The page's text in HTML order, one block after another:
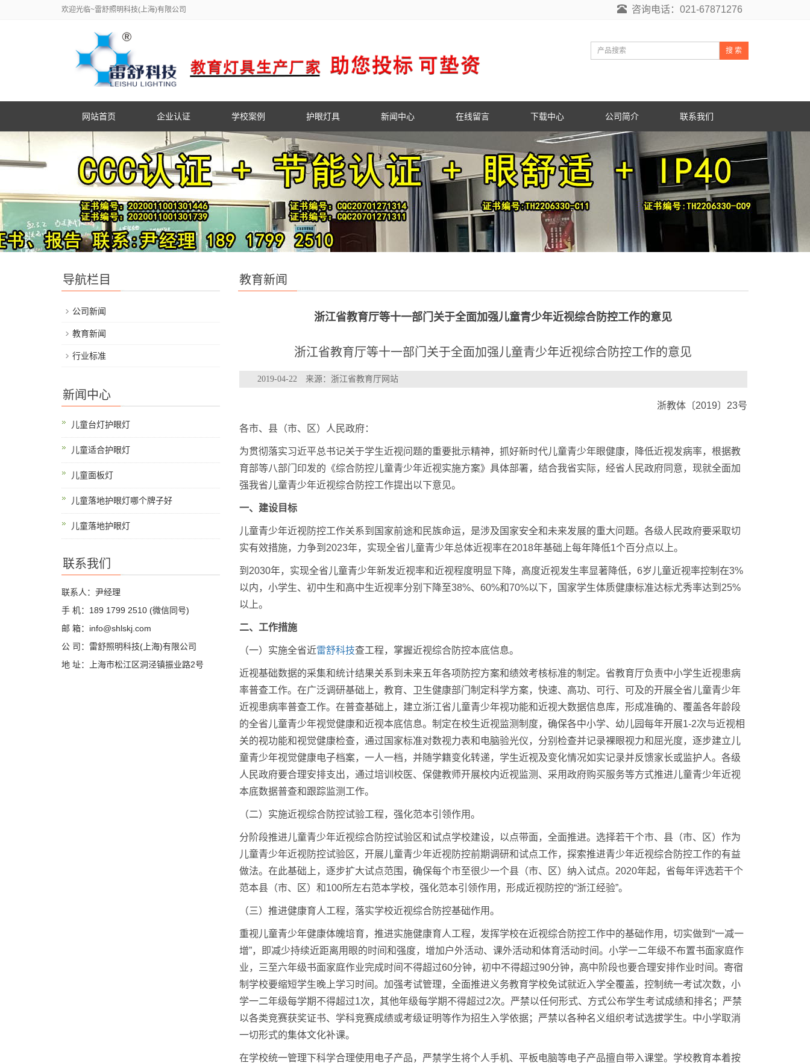
欢迎光临~雷舒照明科技(上海)有限公司 咨询电话：021-67871276
搜 索
网站首页 企业认证 学校案例 护眼灯具 新闻中心 在线留言 下载中心 公司简介 联系我们
教育新闻
浙江省教育厅等十一部门关于全面加强儿童青少年近视综合防控工作的意见
浙江省教育厅等十一部门关于全面加强儿童青少年近视综合防控工作的意见
2019-04-22 来源：浙江省教育厅网站
浙教体〔2019〕23号
各市、县（市、区）人民政府：
为贯彻落实习近平总书记关于学生近视问题的重要批示精神，抓好新时代儿童青少年眼健康，降低近视发病率，根据教
育部等八部门印发的《综合防控儿童青少年近视实施方案》具体部署，结合我省实际，经省人民政府同意，现就全面加
强我省儿童青少年近视综合防控工作提出以下意见。
一、建设目标
儿童青少年近视防控工作关系到国家前途和民族命运，是涉及国家安全和未来发展的重大问题。各级人民政府要采取切
实有效措施，力争到2023年，实现全省儿童青少年总体近视率在2018年基础上每年降低1个百分点以上。
到2030年，实现全省儿童青少年新发近视率和近视程度明显下降，高度近视发生率显著降低，6岁儿童近视率控制在3%
以内，小学生、初中生和高中生近视率分别下降至38%、60%和70%以下，国家学生体质健康标准达标尤秀率达到25%
以上。
二、工作措施
（一）实施全省近雷舒科技查工程，掌握近视综合防控本底信息。
近视基础数据的采集和统计结果关系到未来五年各项防控方案和绩效考核标准的制定。省教育厅负责中小学生近视患病
率普查工作。在广泛调研基础上，教育、卫生健康部门制定科学方案，快速、高功、可行、可及的开展全省儿童青少年
近视患病率普查工作。在普查基础上，建立浙江省儿童青少年视功能和近视大数据信息库，形成准确的、覆盖各年龄段
的全省儿童青少年视觉健康和近视本底信息。制定在校生近视监测制度，确保各中小学、幼儿园每年开展1-2次与近视相
关的视功能和视觉健康检查，通过国家标准对数视力表和电脑验光仪，分别检查并记录裸眼视力和屈光度，逐步建立儿
童青少年视觉健康电子档案，一人一档，并随学籍变化转递，学生近视及变化情况如实记录并反馈家长或监护人。各级
人民政府要合理安排支出，通过培训校医、保健教师开展校内近视监测、采用政府购买服务等方式推进儿童青少年近视
本底数据普查和跟踪监测工作。
（二）实施近视综合防控试验工程，强化范本引领作用。
分阶段推进儿童青少年近视综合防控试验区和试点学校建设，以点带面，全面推进。选择若干个市、县（市、区）作为
儿童青少年近视防控试验区，开展儿童青少年近视防控前期调研和试点工作，探索推进青少年近视综合防控工作的有益
做法。在此基础上，逐步扩大试点范围，确保每个市至很少一个县（市、区）纳入试点。2020年起，省每年评选若干个
范本县（市、区）和100所左右范本学校，强化范本引领作用，形成近视防控的“浙江经验”。
（三）推进健康育人工程，落实学校近视综合防控基础作用。
重视儿童青少年健康体魄培育，推进实施健康育人工程，发挥学校在近视综合防控工作中的基础作用，切实做到“一减一
增”，即减少持续近距离用眼的时间和强度，增加户外活动、课外活动和体育活动时间。小学一二年级不布置书面家庭作
业，三至六年级书面家庭作业完成时间不得超过60分钟，初中不得超过90分钟，高中阶段也要合理安排作业时间。寄宿
制学校要缩短学生晚上学习时间。加强考试管理，全面推进义务教育学校免试就近入学全覆盖，控制统一考试次数，小
学一二年级每学期不得超过1次，其他年级每学期不得超过2次。严禁以任何形式、方式公布学生考试成绩和排名；严禁
以各类竞赛获奖证书、学科竞赛成绩或考级证明等作为招生入学依据；严禁以各种名义组织考试选拔学生。中小学取消
一切形式的集体文化补课。
在学校统一管理下科学合理使用电子产品，严禁学生将个人手机、平板电脑等电子产品擅自带入课堂。学校教育本着按
导航栏目
公司新闻
教育新闻
行业标准
新闻中心
儿童台灯护眼灯
儿童适合护眼灯
儿童面板灯
儿童落地护眼灯哪个牌子好
儿童落地护眼灯
联系我们
联系人：尹经理
手 机：189 1799 2510 (微信同号)
邮 箱：info@shlskj.com
公 司：雷舒照明科技(上海)有限公司
地 址：上海市松江区洞泾镇振业路2号